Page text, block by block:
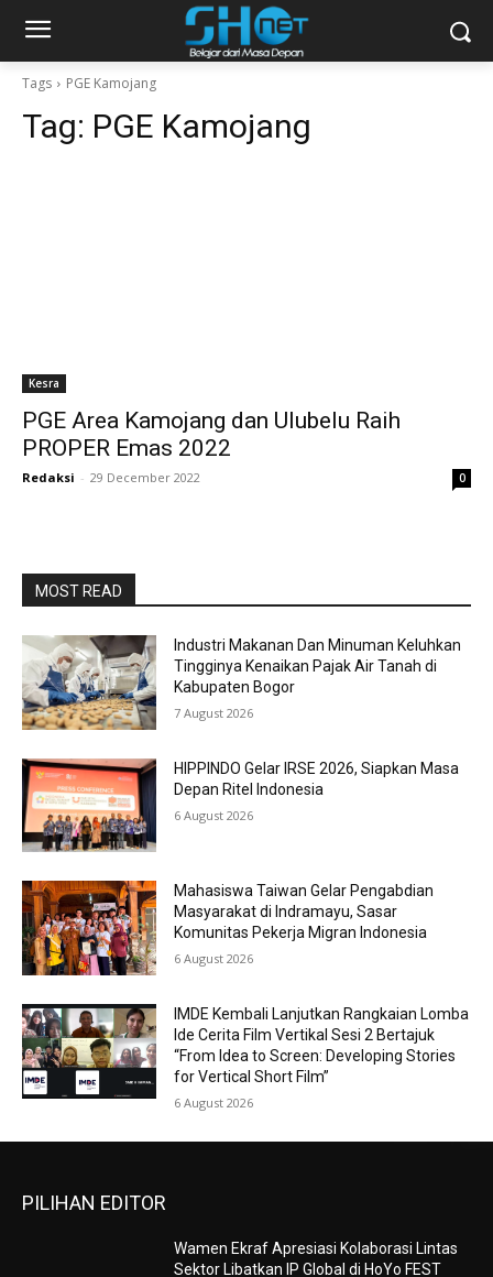
Tags PGE Kamojang
Tag: PGE Kamojang
Kesra
PGE Area Kamojang dan Ulubelu Raih
PROPER Emas 2022
Redaksi - 29 December 2022 0
MOST READ
Industri Makanan Dan Minuman Keluhkan
Tingginya Kenaikan Pajak Air Tanah di
Kabupaten Bogor
7 August 2026
HIPPINDO Gelar IRSE 2026, Siapkan Masa
Depan Ritel Indonesia
6 August 2026
Mahasiswa Taiwan Gelar Pengabdian
Masyarakat di Indramayu, Sasar
Komunitas Pekerja Migran Indonesia
6 August 2026
IMDE Kembali Lanjutkan Rangkaian Lomba
Ide Cerita Film Vertikal Sesi 2 Bertajuk
“From Idea to Screen: Developing Stories
for Vertical Short Film”
6 August 2026
PILIHAN EDITOR
Wamen Ekraf Apresiasi Kolaborasi Lintas
Sektor Libatkan IP Global di HoYo FEST